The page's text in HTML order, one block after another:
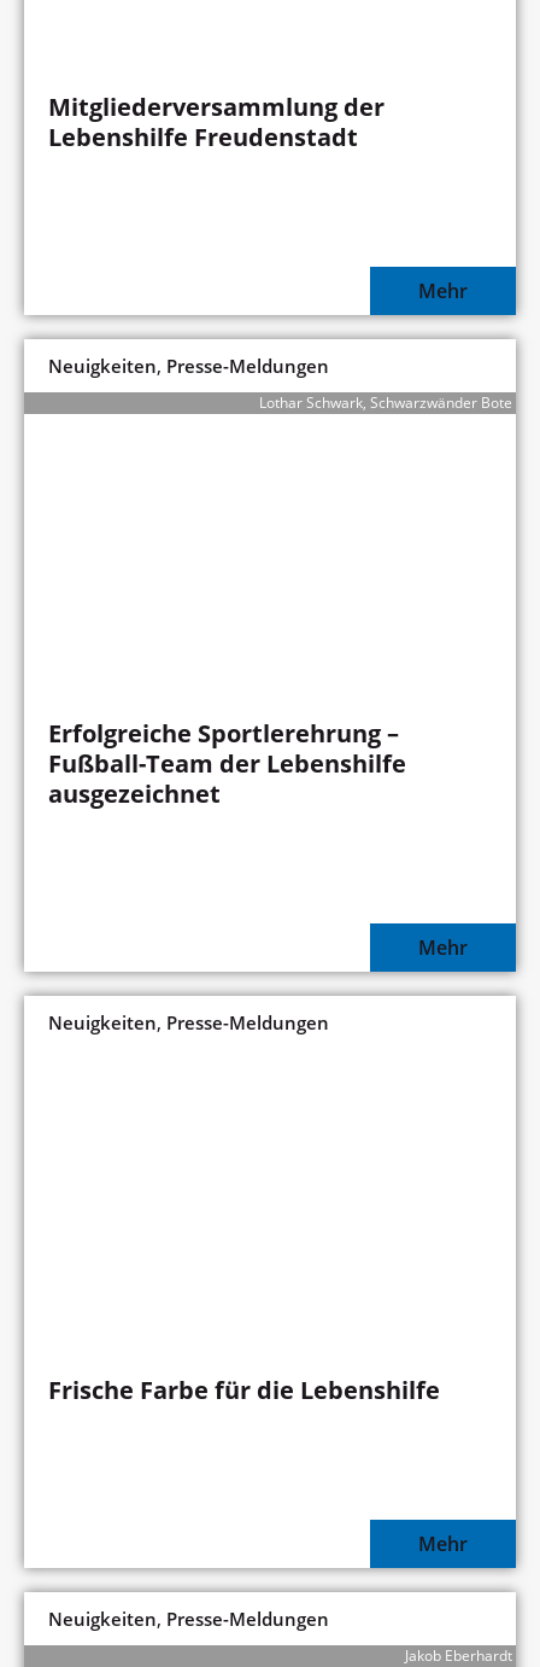
Mitgliederversammlung der
Lebenshilfe Freudenstadt
Mehr
Neuigkeiten, Presse-Meldungen
Lothar Schwark, Schwarzwänder Bote
Erfolgreiche Sportlerehrung –
Fußball-Team der Lebenshilfe
ausgezeichnet
Mehr
Neuigkeiten, Presse-Meldungen
Frische Farbe für die Lebenshilfe
Mehr
Neuigkeiten, Presse-Meldungen
Jakob Eberhardt